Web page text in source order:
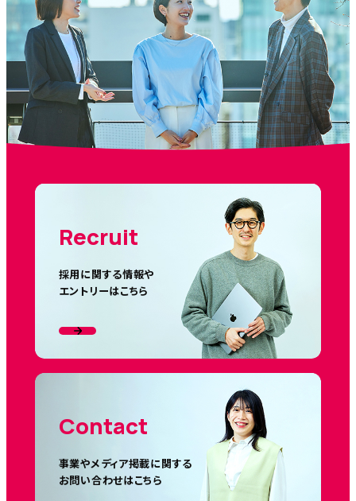
Recruit
採用に関する情報や
エントリーはこちら
Contact
事業やメディア掲載に関する
お問い合わせはこちら